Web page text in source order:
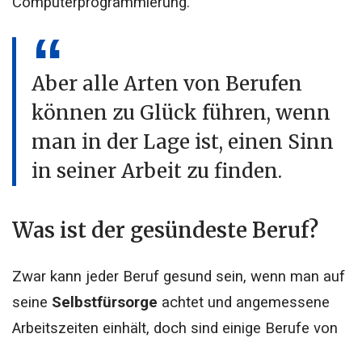
Aber alle Arten von Berufen
können zu Glück führen, wenn
man in der Lage ist, einen Sinn
in seiner Arbeit zu finden.
Was ist der gesündeste Beruf?
Zwar kann jeder Beruf gesund sein, wenn man auf
seine Selbstfürsorge achtet und angemessene
Arbeitszeiten einhält, doch sind einige Berufe von